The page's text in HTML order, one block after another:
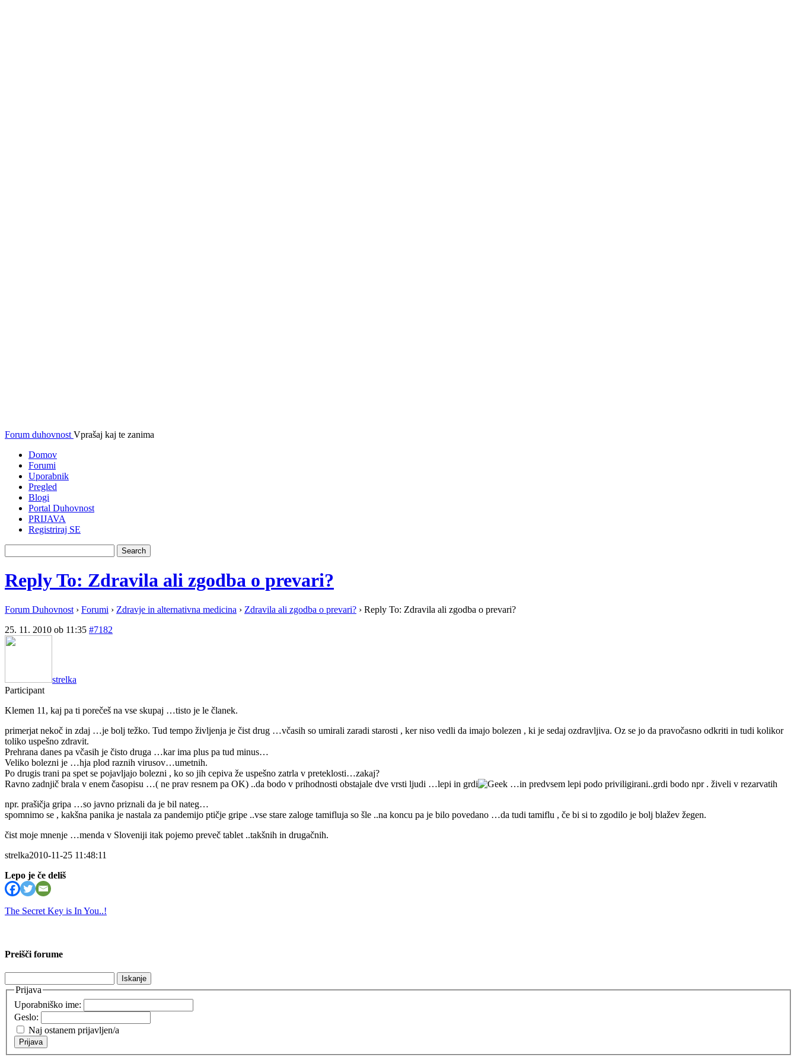
Forum duhovnost Vprašaj kaj te zanima
Domov
Forumi
Uporabnik
Pregled
Blogi
Portal Duhovnost
PRIJAVA
Registriraj SE
Reply To: Zdravila ali zgodba o prevari?
Forum Duhovnost › Forumi › Zdravje in alternativna medicina › Zdravila ali zgodba o prevari? › Reply To: Zdravila ali zgodba o prevari?
25. 11. 2010 ob 11:35 #7182
strelka
Participant
Klemen 11, kaj pa ti porečeš na vse skupaj …tisto je le članek.
primerjat nekoč in zdaj …je bolj težko. Tud tempo življenja je čist drug …včasih so umirali zaradi starosti , ker niso vedli da imajo bolezen , ki je sedaj ozdravljiva. Oz se jo da pravočasno odkriti in tudi kolikor
toliko uspešno zdravit.
Prehrana danes pa včasih je čisto druga …kar ima plus pa tud minus…
Veliko bolezni je …hja plod raznih virusov…umetnih.
Po drugis trani pa spet se pojavljajo bolezni , ko so jih cepiva že uspešno zatrla v preteklosti…zakaj?
Ravno zadnjič brala v enem časopisu …( ne prav resnem pa OK) ..da bodo v prihodnosti obstajale dve vrsti ljudi …lepi in grdi
…in predvsem lepi podo priviligirani..grdi bodo npr . živeli v rezarvatih
npr. prašičja gripa …so javno priznali da je bil nateg…
spomnimo se , kakšna panika je nastala za pandemijo ptičje gripe ..vse stare zaloge tamifluja so šle ..na koncu pa je bilo povedano …da tudi tamiflu , če bi si to zgodilo je bolj blažev žegen.
čist moje mnenje …menda v Sloveniji itak pojemo preveč tablet ..takšnih in drugačnih.
strelka2010-11-25 11:48:11
Lepo je če deliš
The Secret Key is In You..!
Preišči forume
Prijava
Uporabniško ime:
Geslo:
Naj ostanem prijavljen/a
Prijava